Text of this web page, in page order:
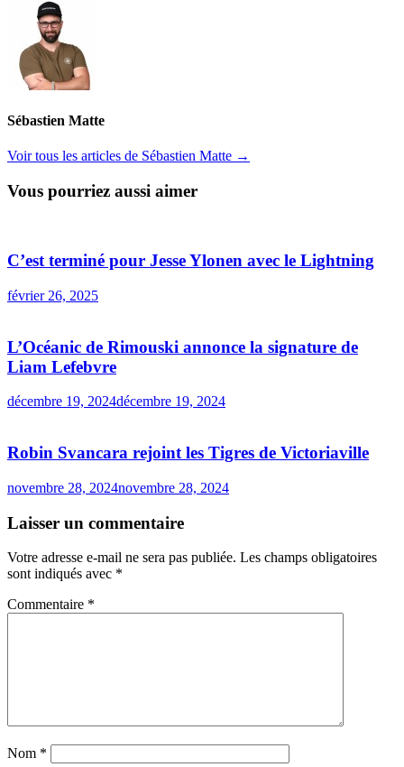
Sébastien Matte
Voir tous les articles de Sébastien Matte →
Vous pourriez aussi aimer
C’est terminé pour Jesse Ylonen avec le Lightning
février 26, 2025
L’Océanic de Rimouski annonce la signature de
Liam Lefebvre
décembre 19, 2024décembre 19, 2024
Robin Svancara rejoint les Tigres de Victoriaville
novembre 28, 2024novembre 28, 2024
Laisser un commentaire
Votre adresse e-mail ne sera pas publiée. Les champs obligatoires
sont indiqués avec *
Commentaire *
Nom *